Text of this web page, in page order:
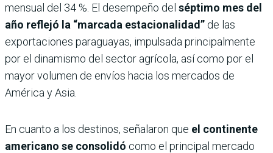
mensual del 34 %. El desempeño del séptimo mes del
año reflejó la “marcada estacionalidad” de las
exportaciones paraguayas, impulsada principalmente
por el dinamismo del sector agrícola, así como por el
mayor volumen de envíos hacia los mercados de
América y Asia.
En cuanto a los destinos, señalaron que el continente
americano se consolidó como el principal mercado